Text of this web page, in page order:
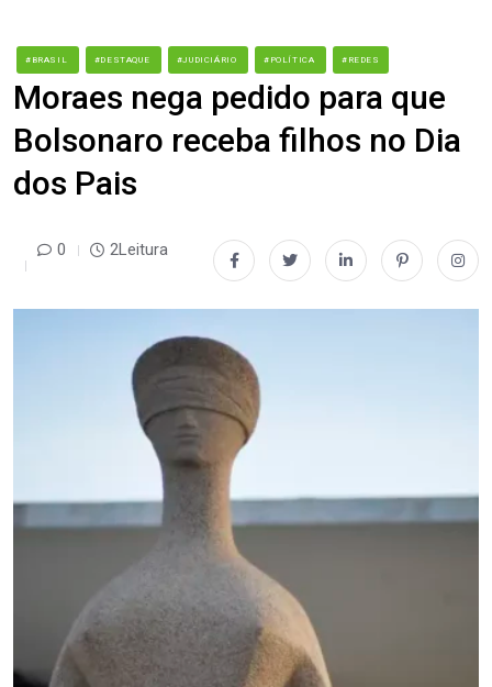
#BRASIL #DESTAQUE #JUDICIÁRIO #POLÍTICA #REDES
Moraes nega pedido para que
Bolsonaro receba filhos no Dia
dos Pais
0 2Leitura